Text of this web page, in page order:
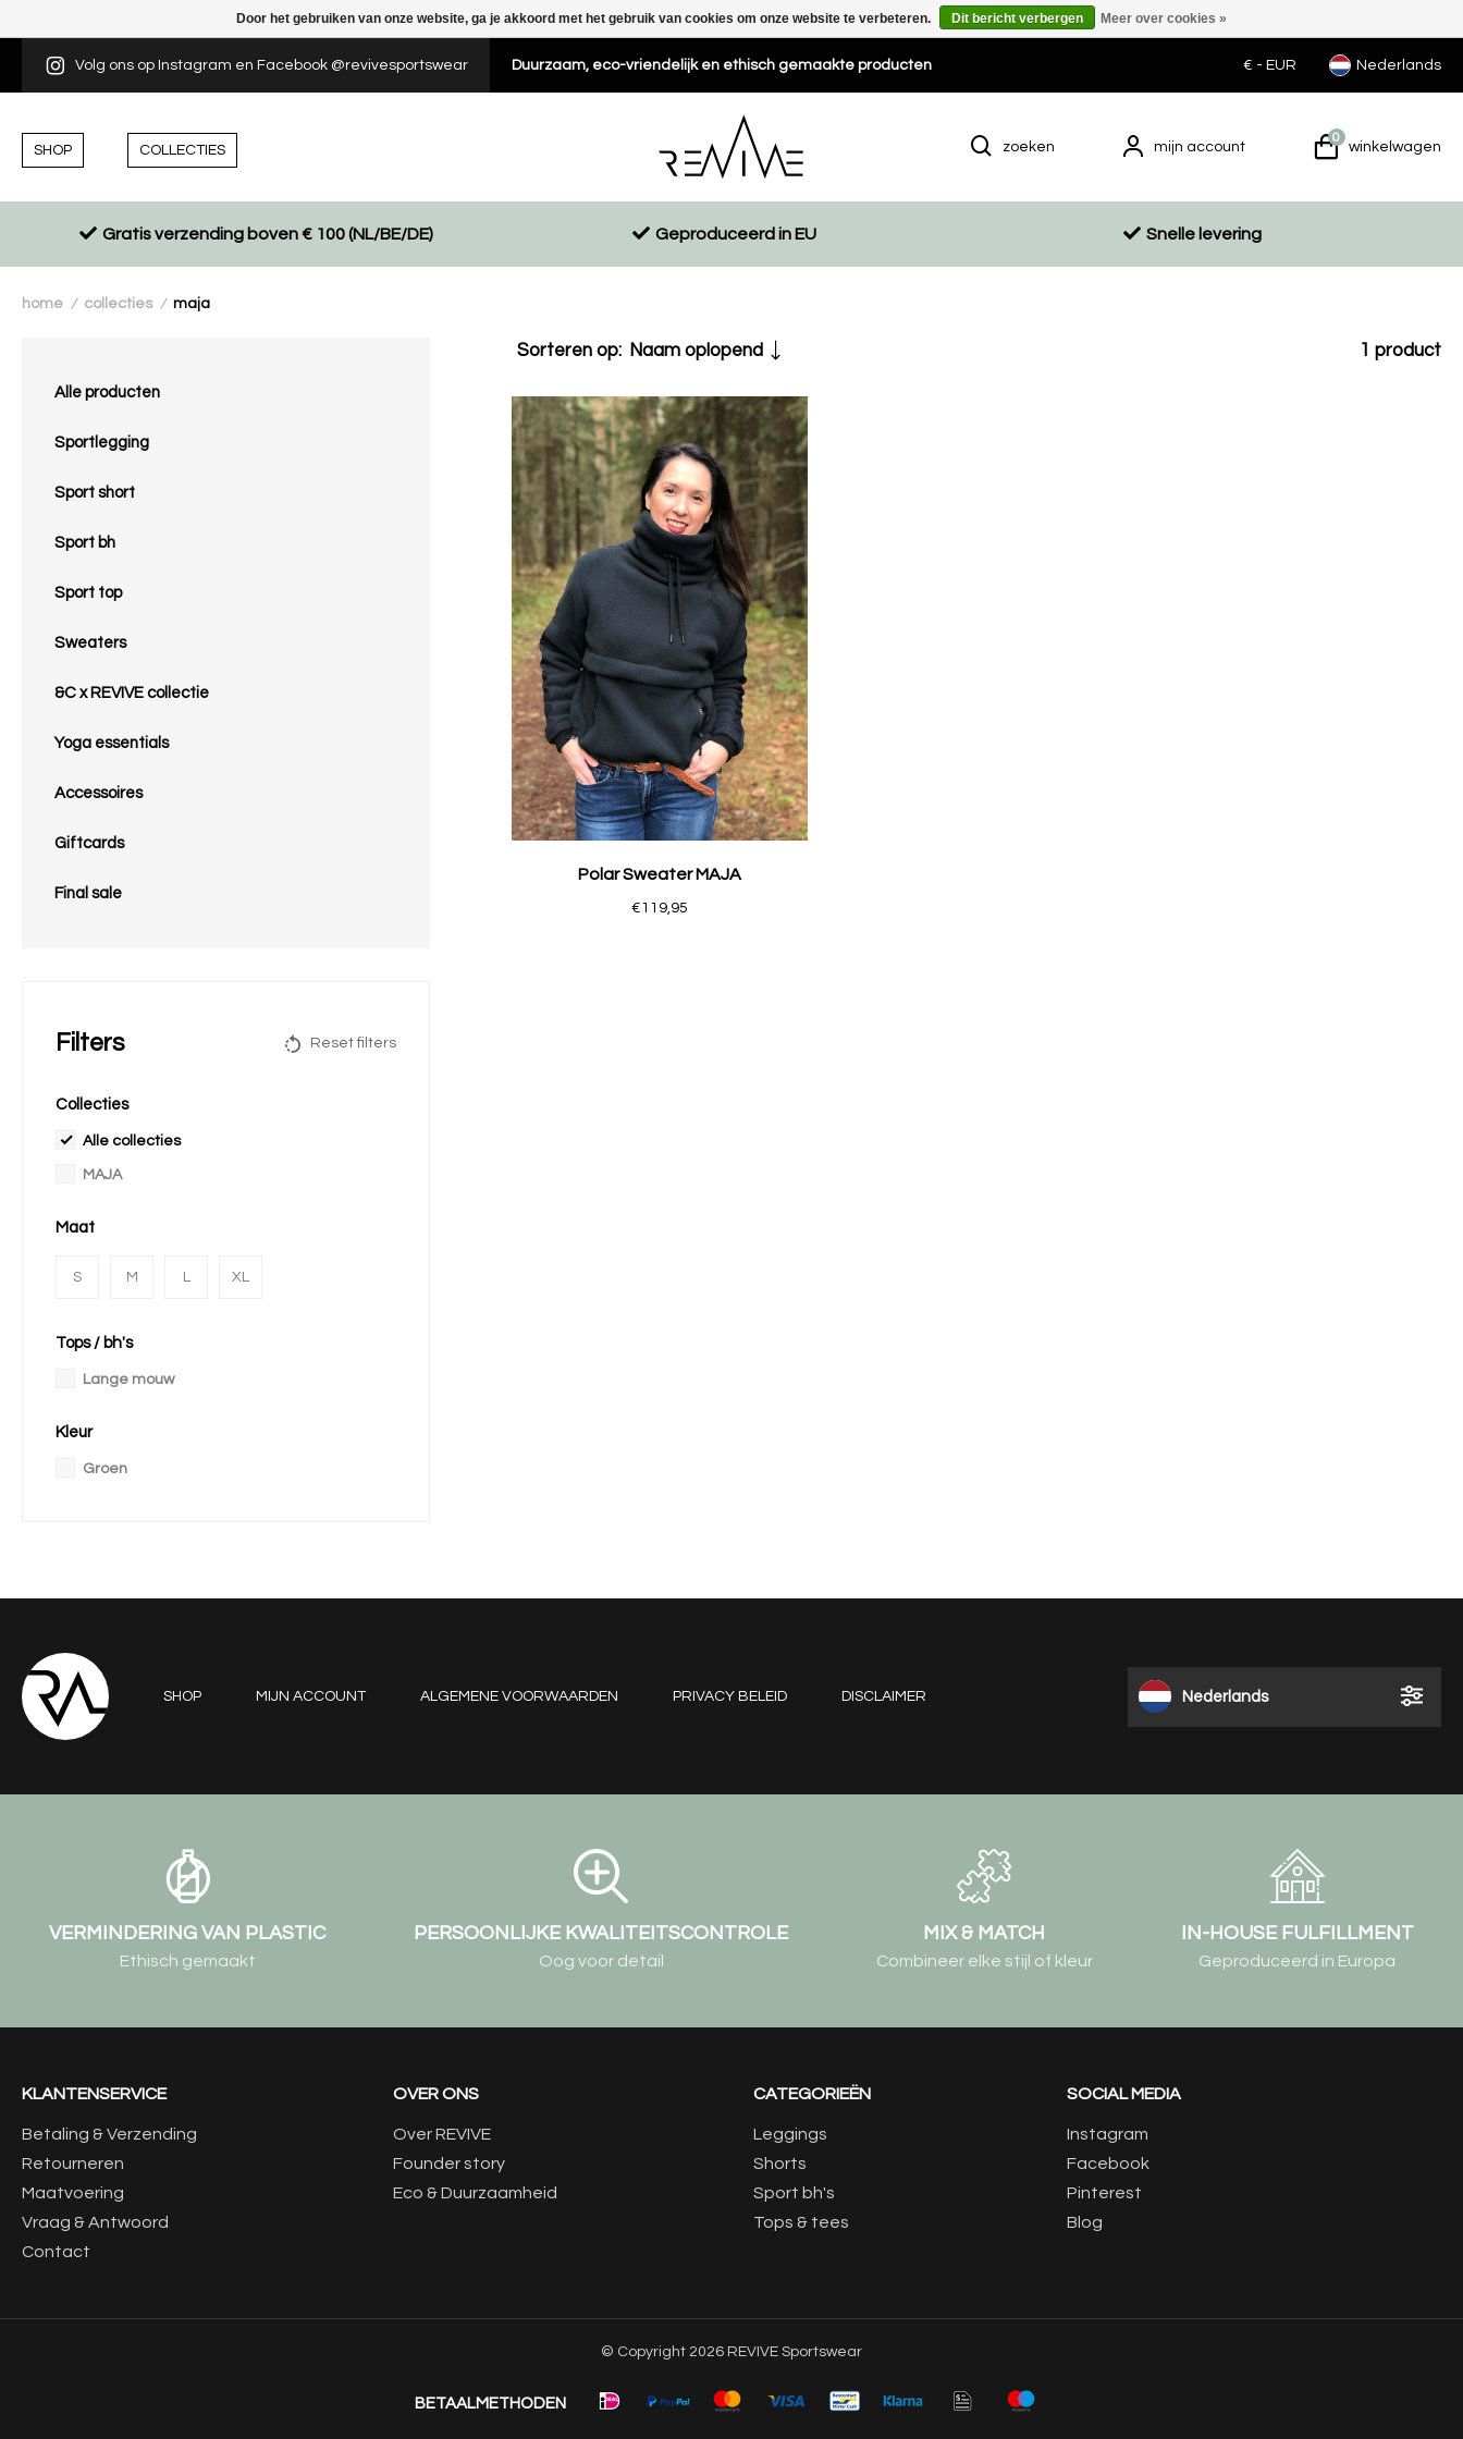
Volg ons op Instagram en Facebook @revivesportswear Duurzaam, eco-vriendelijk en ethisch gemaakte producten € - EUR Nederlands
SHOP COLLECTIES zoeken mijn account
0
winkelwagen
Gratis verzending boven € 100 (NL/BE/DE) Geproduceerd in EU Snelle levering
home / collecties / maja
Alle producten
Sportlegging
Sport short
Sport bh
Sport top
Sweaters
&C x REVIVE collectie
Yoga essentials
Accessoires
Giftcards
Final sale
Filters Reset filters
Collecties
Alle collecties
MAJA
Maat
S M L XL
Tops / bh's
Lange mouw
Kleur
Groen
Sorteren op: Naam oplopend 1 product
Polar Sweater MAJA
€119,95
SHOP MIJN ACCOUNT ALGEMENE VOORWAARDEN PRIVACY BELEID DISCLAIMER Nederlands
VERMINDERING VAN PLASTIC
Ethisch gemaakt
PERSOONLIJKE KWALITEITSCONTROLE
Oog voor detail
MIX & MATCH
Combineer elke stijl of kleur
IN-HOUSE FULFILLMENT
Geproduceerd in Europa
KLANTENSERVICE
Betaling & Verzending
Retourneren
Maatvoering
Vraag & Antwoord
Contact
OVER ONS
Over REVIVE
Founder story
Eco & Duurzaamheid
CATEGORIEËN
Leggings
Shorts
Sport bh's
Tops & tees
SOCIAL MEDIA
Instagram
Facebook
Pinterest
Blog
© Copyright 2026 REVIVE Sportswear
BETAALMETHODEN
Door het gebruiken van onze website, ga je akkoord met het gebruik van cookies om onze website te verbeteren. Dit bericht verbergen Meer over cookies »